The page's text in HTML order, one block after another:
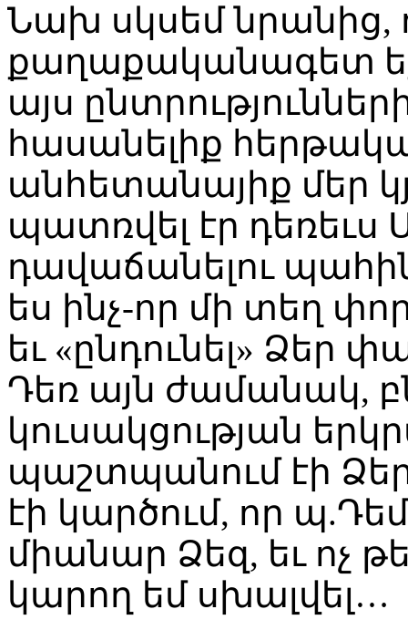
Նախ սկսեմ նրանից,
քաղաքականագետ
այս
հասանելիք
անհետանայիք մեր
պատռվել էր
դավաճանելու
ես ինչ-որ մի տեղ
եւ «ընդունել» Ձեր
Դեռ այն ժամանակ,
կուսակցության
պաշտպանում էի
էի կարծում, որ
միանար Ձեզ, եւ ոչ թե
կարող եմ սխալվել…